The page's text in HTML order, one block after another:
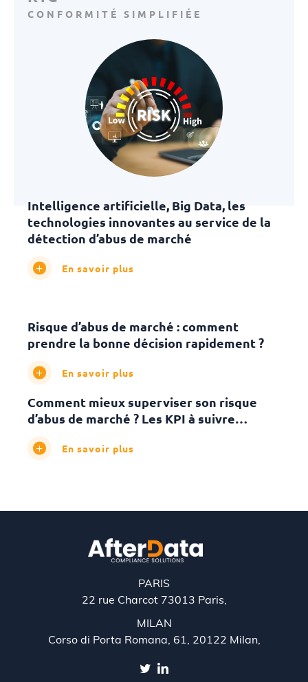
CONFORMITÉ SIMPLIFIÉE
Intelligence artificielle, Big Data, les
technologies innovantes au service de la
détection d’abus de marché
En savoir plus
Risque d’abus de marché : comment
prendre la bonne décision rapidement ?
En savoir plus
Comment mieux superviser son risque
d’abus de marché ? Les KPI à suivre…
En savoir plus
PARIS
22 rue Charcot 73013 Paris,
MILAN
Corso di Porta Romana, 61, 20122 Milan,